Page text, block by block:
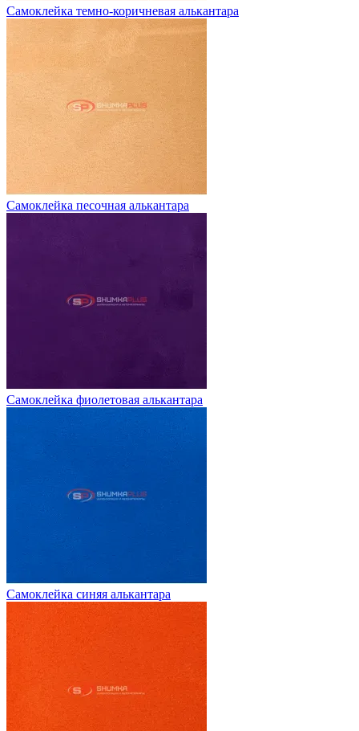
Самоклейка темно-коричневая алькантара
Самоклейка песочная алькантара
Самоклейка фиолетовая алькантара
Самоклейка синяя алькантара